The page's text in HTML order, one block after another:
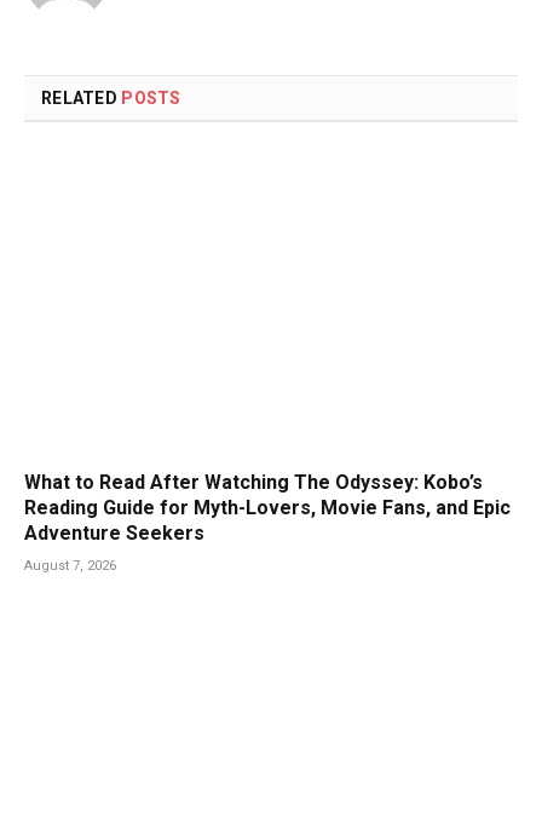
RELATED POSTS
What to Read After Watching The Odyssey: Kobo’s
Reading Guide for Myth-Lovers, Movie Fans, and Epic
Adventure Seekers
August 7, 2026